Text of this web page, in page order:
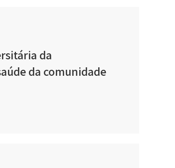
da
da comunidade